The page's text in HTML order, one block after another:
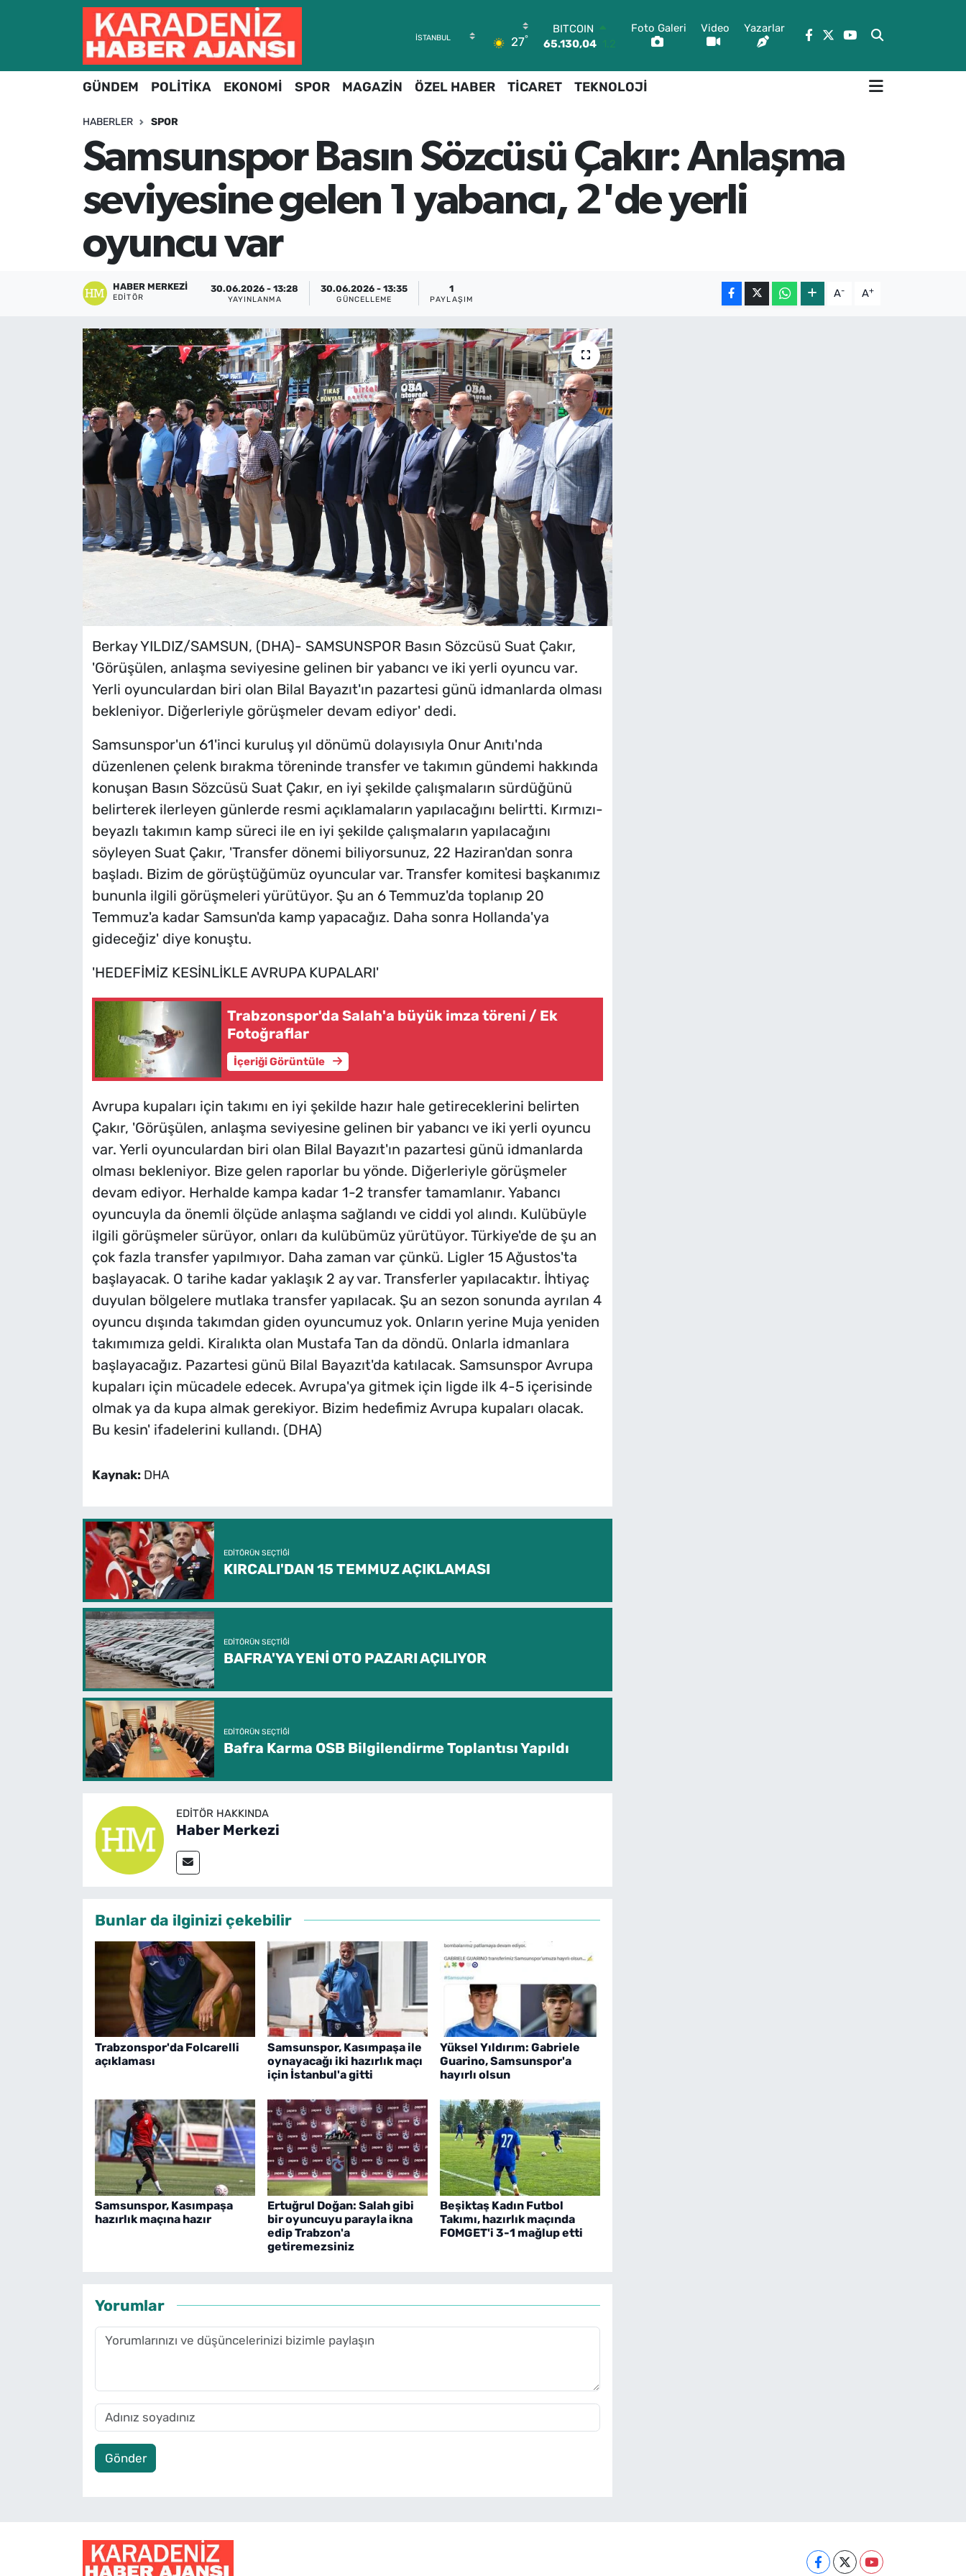
27°
65.130,04
1.2
DOLAR
55,1652 0.27
6618.49
2.12
BİST100
13.773 -19
Foto Galeri Video Yazarlar
GÜNDEM POLİTİKA EKONOMİ SPOR MAGAZİN ÖZEL HABER TİCARET TEKNOLOJİ
HABERLER SPOR
Samsunspor Basın Sözcüsü Çakır: Anlaşma
seviyesine gelen 1 yabancı, 2'de yerli
oyuncu var
HABER MERKEZI
EDITÖR
30.06.2026 - 13:28
YAYINLANMA
30.06.2026 - 13:35
GÜNCELLEME
1
PAYLAŞIM A- A+
Berkay YILDIZ/SAMSUN, (DHA)- SAMSUNSPOR Basın Sözcüsü Suat Çakır,
'Görüşülen, anlaşma seviyesine gelinen bir yabancı ve iki yerli oyuncu var.
Yerli oyunculardan biri olan Bilal Bayazıt'ın pazartesi günü idmanlarda olması
bekleniyor. Diğerleriyle görüşmeler devam ediyor' dedi.
Samsunspor'un 61'inci kuruluş yıl dönümü dolayısıyla Onur Anıtı'nda
düzenlenen çelenk bırakma töreninde transfer ve takımın gündemi hakkında
konuşan Basın Sözcüsü Suat Çakır, en iyi şekilde çalışmaların sürdüğünü
belirterek ilerleyen günlerde resmi açıklamaların yapılacağını belirtti. Kırmızı-
beyazlı takımın kamp süreci ile en iyi şekilde çalışmaların yapılacağını
söyleyen Suat Çakır, 'Transfer dönemi biliyorsunuz, 22 Haziran'dan sonra
başladı. Bizim de görüştüğümüz oyuncular var. Transfer komitesi başkanımız
bununla ilgili görüşmeleri yürütüyor. Şu an 6 Temmuz'da toplanıp 20
Temmuz'a kadar Samsun'da kamp yapacağız. Daha sonra Hollanda'ya
gideceğiz' diye konuştu.
'HEDEFİMİZ KESİNLİKLE AVRUPA KUPALARI'
Trabzonspor'da Salah'a büyük imza töreni / Ek
Fotoğraflar
İçeriği Görüntüle
Avrupa kupaları için takımı en iyi şekilde hazır hale getireceklerini belirten
Çakır, 'Görüşülen, anlaşma seviyesine gelinen bir yabancı ve iki yerli oyuncu
var. Yerli oyunculardan biri olan Bilal Bayazıt'ın pazartesi günü idmanlarda
olması bekleniyor. Bize gelen raporlar bu yönde. Diğerleriyle görüşmeler
devam ediyor. Herhalde kampa kadar 1-2 transfer tamamlanır. Yabancı
oyuncuyla da önemli ölçüde anlaşma sağlandı ve ciddi yol alındı. Kulübüyle
ilgili görüşmeler sürüyor, onları da kulübümüz yürütüyor. Türkiye'de de şu an
çok fazla transfer yapılmıyor. Daha zaman var çünkü. Ligler 15 Ağustos'ta
başlayacak. O tarihe kadar yaklaşık 2 ay var. Transferler yapılacaktır. İhtiyaç
duyulan bölgelere mutlaka transfer yapılacak. Şu an sezon sonunda ayrılan 4
oyuncu dışında takımdan giden oyuncumuz yok. Onların yerine Muja yeniden
takımımıza geldi. Kiralıkta olan Mustafa Tan da döndü. Onlarla idmanlara
başlayacağız. Pazartesi günü Bilal Bayazıt'da katılacak. Samsunspor Avrupa
kupaları için mücadele edecek. Avrupa'ya gitmek için ligde ilk 4-5 içerisinde
olmak ya da kupa almak gerekiyor. Bizim hedefimiz Avrupa kupaları olacak.
Bu kesin' ifadelerini kullandı. (DHA)
Kaynak: DHA
EDITÖRÜN SEÇTIĞI
KIRCALI'DAN 15 TEMMUZ AÇIKLAMASI
EDITÖRÜN SEÇTIĞI
BAFRA'YA YENİ OTO PAZARI AÇILIYOR
EDITÖRÜN SEÇTIĞI
Bafra Karma OSB Bilgilendirme Toplantısı Yapıldı
EDITÖR HAKKINDA
Haber Merkezi
Bunlar da ilginizi çekebilir
Trabzonspor'da Folcarelli
açıklaması
Samsunspor, Kasımpaşa ile
oynayacağı iki hazırlık maçı
için İstanbul'a gitti
Yüksel Yıldırım: Gabriele
Guarino, Samsunspor'a
hayırlı olsun
Samsunspor, Kasımpaşa
hazırlık maçına hazır
Ertuğrul Doğan: Salah gibi
bir oyuncuyu parayla ikna
edip Trabzon'a
getiremezsiniz
Beşiktaş Kadın Futbol
Takımı, hazırlık maçında
FOMGET'i 3-1 mağlup etti
Yorumlar
Gönder
Hava Durumu
Trafik Durumu
Süper Lig Puan Durumu ve Fikstür
Tüm Manşetler
Son Dakika Haberleri
Haber Arşivi